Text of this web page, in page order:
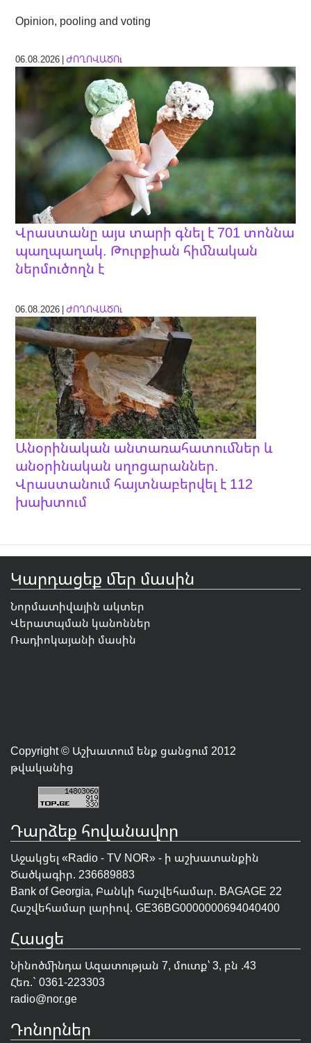
Opinion, pooling and voting
06.08.2026 |ԺՈՂՈՎԱԾՈւ
Վրաստանը այս տարի գնել է 701 տոննա
պաղպաղակ. Թուրքիան հիմնական
ներմուծողն է
06.08.2026 |ԺՈՂՈՎԱԾՈւ
Անօրինական անտառահատումներ և
անօրինական սղոցարաններ.
Վրաստանում հայտնաբերվել է 112
խախտում
Կարդացեք մեր մասին
Նորմատիվային ակտեր
Վերատպման կանոններ
Ռադիոկայանի մասին
Copyright © Աշխատում ենք ցանցում 2012
թվականից
Դարձեք հովանավոր
Աջակցել «Radio - TV NOR» - ի աշխատանքին
Ծածկագիր. 236689883
Bank of Georgia, Բանկի հաշվեհամար. BAGAGE 22
Հաշվեհամար լարիով. GE36BG0000000694040400
Հասցե
Նինոծմինդա Ազատության 7, մուտք՝ 3, բն .43
Հեռ.` 0361-223303
radio@nor.ge
Դոնորներ